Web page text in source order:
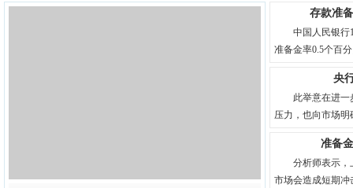
存款准
中国人民银行
准备金率0.5个百
央
此举意在进
压力，也向市场
准备
分析师表示，
市场会造成短期